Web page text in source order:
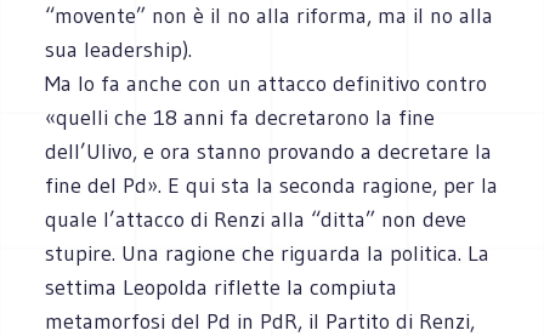
“movente” non è il no alla riforma, ma il no alla
sua leadership).
Ma lo fa anche con un attacco definitivo contro
«quelli che 18 anni fa decretarono la fine
dell’Ulivo, e ora stanno provando a decretare la
fine del Pd». E qui sta la seconda ragione, per la
quale l’attacco di Renzi alla “ditta” non deve
stupire. Una ragione che riguarda la politica. La
settima Leopolda riflette la compiuta
metamorfosi del Pd in PdR, il Partito di Renzi,